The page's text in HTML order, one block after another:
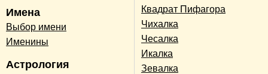
Имена
Выбор имени
Именины
Астрология
Квадрат Пифагора
Чихалка
Чесалка
Икалка
Зевалка